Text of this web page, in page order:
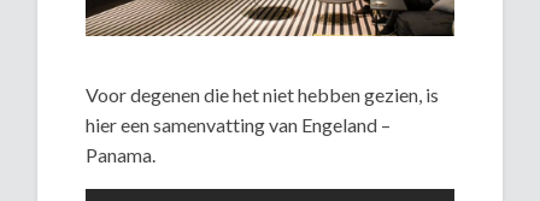
Voor degenen die het niet hebben gezien, is
hier een samenvatting van Engeland –
Panama.